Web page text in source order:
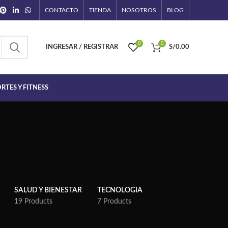
CONTACTO TIENDA NOSOTROS BLOG
INGRESAR / REGISTRAR
0 0
S/0.00
Y FITNESS
SALUD Y BIENESTAR
19 Products
TECNOLOGIA
7 Products